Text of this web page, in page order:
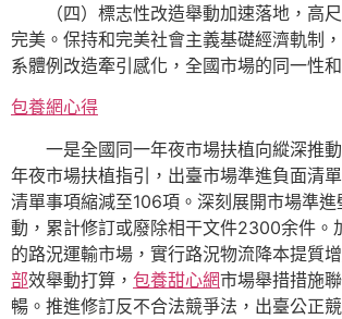
（四）標志性改造舉動加速落地，高
完美。保持和完美社會主義基礎經濟軌制
系體例改造牽引感化，全國市場的同一性
包養網心得
一是全國同一年夜市場扶植向縱深推
年夜市場扶植指引，出臺市場準進負面清
清單事項縮減至106項。深刻展開市場準
動，累計修訂或廢除相干文件2300余件。
的路況運輸市場，實行路況物流降本提質增
部效舉動打算， 包養甜心網市場舉措措施
暢。推進修訂反不合法競爭法，出臺公正